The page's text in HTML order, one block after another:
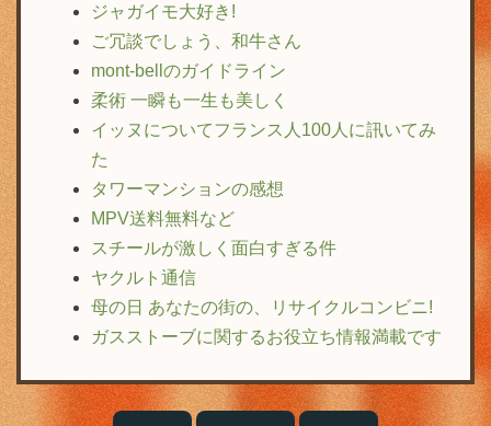
ジャガイモ大好き!
ご冗談でしょう、和牛さん
mont-bellのガイドライン
柔術 一瞬も一生も美しく
イッヌについてフランス人100人に訊いてみ
た
タワーマンションの感想
MPV送料無料など
スチールが激しく面白すぎる件
ヤクルト通信
母の日 あなたの街の、リサイクルコンビニ!
ガスストーブに関するお役立ち情報満載です